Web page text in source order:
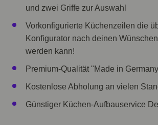
und zwei Griffe zur Auswahl
Vorkonfigurierte Küchenzeilen die
Konfigurator nach deinen
werden kann!
Premium-Qualität "Made in
Kostenlose Abholung an vielen
Günstiger Küchen-Aufbauservice